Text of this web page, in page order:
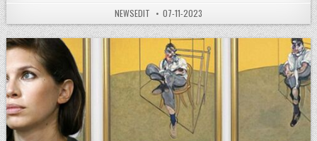
AUTHOR:
NEWSEDIT PUBLISHED DATE:
07-11-2023